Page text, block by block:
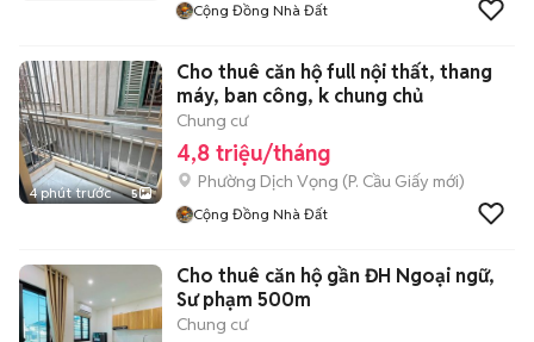
Cộng Đồng Nhà Đất
4 phút trước 5
Cho thuê căn hộ full nội thất, thang
máy, ban công, k chung chủ
Chung cư
4,8 triệu/tháng
Phường Dịch Vọng (P. Cầu Giấy mới)
Cộng Đồng Nhà Đất
Cho thuê căn hộ gần ĐH Ngoại ngữ,
Sư phạm 500m
Chung cư